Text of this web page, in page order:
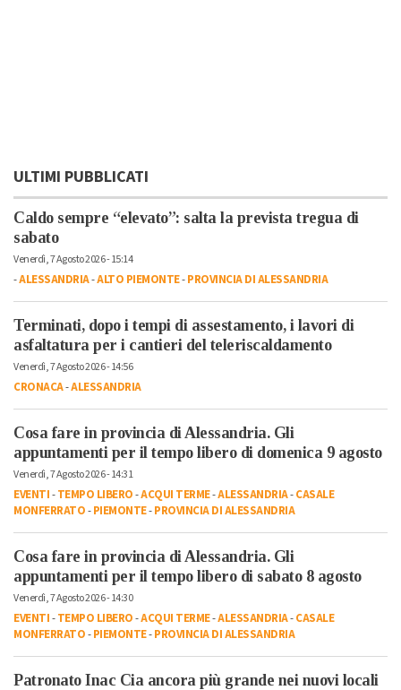
ULTIMI PUBBLICATI
Caldo sempre “elevato”: salta la prevista tregua di
sabato
Venerdì, 7 Agosto 2026 - 15:14
-ALESSANDRIA-ALTO PIEMONTE-PROVINCIA DI ALESSANDRIA
Terminati, dopo i tempi di assestamento, i lavori di
asfaltatura per i cantieri del teleriscaldamento
Venerdì, 7 Agosto 2026 - 14:56
CRONACA-ALESSANDRIA
Cosa fare in provincia di Alessandria. Gli
appuntamenti per il tempo libero di domenica 9 agosto
Venerdì, 7 Agosto 2026 - 14:31
EVENTI-TEMPO LIBERO-ACQUI TERME-ALESSANDRIA-CASALE
MONFERRATO-PIEMONTE-PROVINCIA DI ALESSANDRIA
Cosa fare in provincia di Alessandria. Gli
appuntamenti per il tempo libero di sabato 8 agosto
Venerdì, 7 Agosto 2026 - 14:30
EVENTI-TEMPO LIBERO-ACQUI TERME-ALESSANDRIA-CASALE
MONFERRATO-PIEMONTE-PROVINCIA DI ALESSANDRIA
Patronato Inac Cia ancora più grande nei nuovi locali